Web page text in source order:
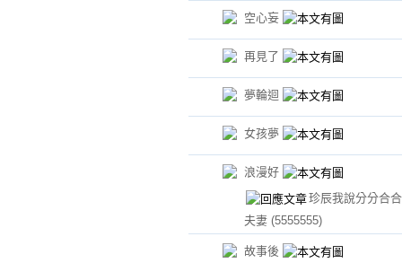
空心妄
再見了
夢輪迴
女孩夢
浪漫好
珍辰我說分分合
夫妻 (5555555)
故事後